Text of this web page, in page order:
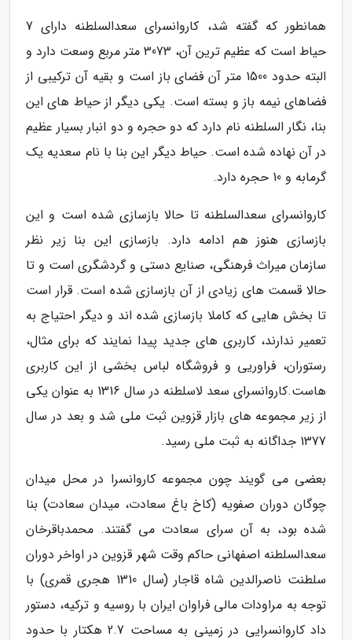
همانطور که گفته شد، کاروانسرای سعدالسلطنه دارای 7
حیاط است که عظیم ترین آن، 3073 متر مربع وسعت دارد و
البته حدود 1500 متر آن فضای باز است و بقیه آن ترکیبی از
فضاهای نیمه باز و بسته است. یکی دیگر از حیاط های این
بنا، نگار السلطنه نام دارد که دو حجره و دو انبار بسیار عظیم
در آن نهاده شده است. حیاط دیگر این بنا با نام سعدیه یک
گرمابه و 10 حجره دارد.
کاروانسرای سعدالسلطنه تا حالا بازسازی شده است و این
بازسازی هنوز هم ادامه دارد. بازسازی این بنا زیر نظر
سازمان میراث فرهنگی، صنایع دستی و گردشگری است و تا
حالا قسمت های زیادی از آن بازسازی شده است. قرار است
تا بخش هایی که کاملا بازسازی شده اند و دیگر احتیاج به
تعمیر ندارند، کاربری های جدید پیدا نمایند که برای مثال،
رستوران، فراوریی و فروشگاه لباس بخشی از این کاربری
هاست.کاروانسرای سعد لاسلطنه در سال 1316 به عنوان یکی
از زیر مجموعه های بازار قزوین ثبت ملی شد و بعد در سال
1377 جداگانه به ثبت ملی رسید.
بعضی می گویند چون مجموعه کاروانسرا در محل میدان
چوگان دوران صفویه (کاخ باغ سعادت، میدان سعادت) بنا
شده بود، به آن سرای سعادت می گفتند. محمدباقرخان
سعدالسلطنه اصفهانی حاکم وقت شهر قزوین در اواخر دوران
سلطنت ناصرالدین شاه قاجار (سال 1310 هجری قمری) با
توجه به مراودات مالی فراوان ایران با روسیه و ترکیه، دستور
داد کاروانسرایی در زمینی به مساحت 2.7 هکتار با حدود